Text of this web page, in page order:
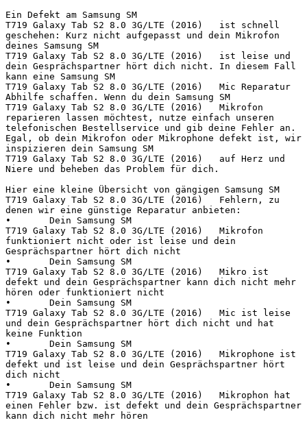
Ein Defekt am Samsung SM
T719 Galaxy Tab S2 8.0 3G/LTE (2016)   ist schnell
geschehen: Kurz nicht aufgepasst und dein Mikrofon
deines Samsung SM
T719 Galaxy Tab S2 8.0 3G/LTE (2016)   ist leise und
dein Gesprächspartner hört dich nicht. In diesem Fall
kann eine Samsung SM
T719 Galaxy Tab S2 8.0 3G/LTE (2016)   Mic Reparatur
Abhilfe schaffen. Wenn du dein Samsung SM
T719 Galaxy Tab S2 8.0 3G/LTE (2016)   Mikrofon
reparieren lassen möchtest, nutze einfach unseren
telefonischen Bestellservice und gib deine Fehler an.
Egal, ob dein Mikrofon oder Mikrophone defekt ist, wir
inspizieren dein Samsung SM
T719 Galaxy Tab S2 8.0 3G/LTE (2016)   auf Herz und
Niere und beheben das Problem für dich.
Hier eine kleine Übersicht von gängigen Samsung SM
T719 Galaxy Tab S2 8.0 3G/LTE (2016)   Fehlern, zu
denen wir eine günstige Reparatur anbieten:
•	Dein Samsung SM
T719 Galaxy Tab S2 8.0 3G/LTE (2016)   Mikrofon
funktioniert nicht oder ist leise und dein
Gesprächspartner hört dich nicht
•	Dein Samsung SM
T719 Galaxy Tab S2 8.0 3G/LTE (2016)   Mikro ist
defekt und dein Gesprächspartner kann dich nicht mehr
hören oder funktioniert nicht
•	Dein Samsung SM
T719 Galaxy Tab S2 8.0 3G/LTE (2016)   Mic ist leise
und dein Gesprächspartner hört dich nicht und hat
keine Funktion
•	Dein Samsung SM
T719 Galaxy Tab S2 8.0 3G/LTE (2016)   Mikrophone ist
defekt und ist leise und dein Gesprächspartner hört
dich nicht
•	Dein Samsung SM
T719 Galaxy Tab S2 8.0 3G/LTE (2016)   Mikrophon hat
einen Fehler bzw. ist defekt und dein Gesprächspartner
kann dich nicht mehr hören